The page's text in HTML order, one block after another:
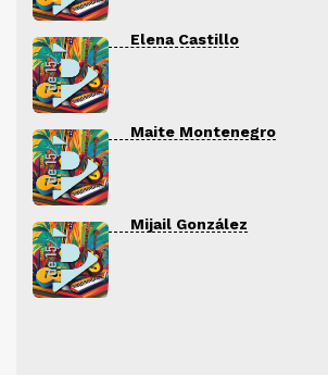
Elena Castillo
Maite Montenegro
Mijail González